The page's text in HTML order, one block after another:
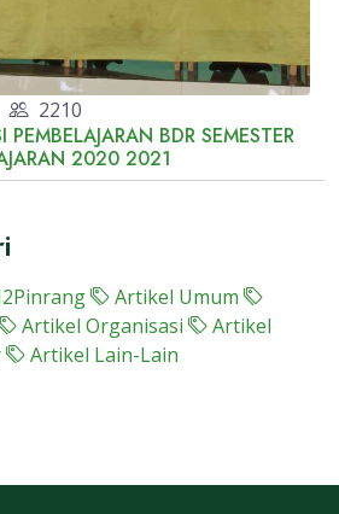
2210
PEMBELAJARAN BDR SEMESTER
2020 2021
Artikel Umum
Artikel Organisasi
Artikel
Artikel Lain-Lain